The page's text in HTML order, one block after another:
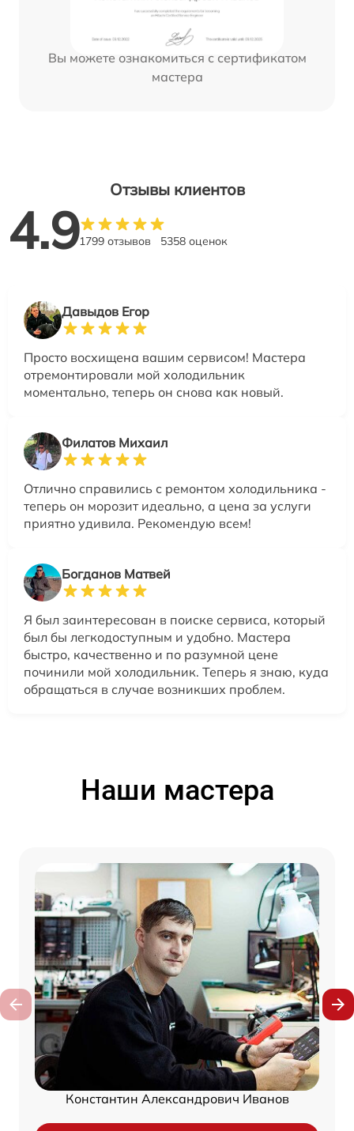
Вы можете ознакомиться с сертификатом
мастера
Отзывы клиентов
4.91799 отзывов 5358 оценок
Давыдов Егор
Просто восхищена вашим сервисом! Мастера
отремонтировали мой холодильник
моментально, теперь он снова как новый.
Филатов Михаил
Отлично справились с ремонтом холодильника -
теперь он морозит идеально, а цена за услуги
приятно удивила. Рекомендую всем!
Богданов Матвей
Я был заинтересован в поиске сервиса, который
был бы легкодоступным и удобно. Мастера
быстро, качественно и по разумной цене
починили мой холодильник. Теперь я знаю, куда
обращаться в случае возникших проблем.
Наши мастера
Константин Александрович Иванов